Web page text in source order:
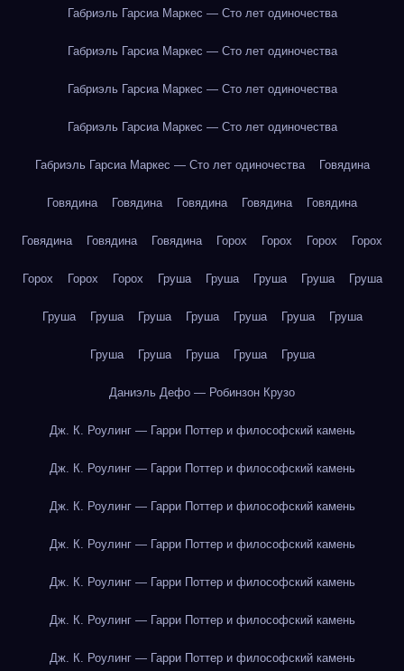
Габриэль Гарсиа Маркес — Сто лет одиночества
Габриэль Гарсиа Маркес — Сто лет одиночества
Габриэль Гарсиа Маркес — Сто лет одиночества
Габриэль Гарсиа Маркес — Сто лет одиночества
Габриэль Гарсиа Маркес — Сто лет одиночества Говядина
Говядина Говядина Говядина Говядина Говядина
Говядина Говядина Говядина Горох Горох Горох Горох
Горох Горох Горох Груша Груша Груша Груша Груша
Груша Груша Груша Груша Груша Груша Груша
Груша Груша Груша Груша Груша
Даниэль Дефо — Робинзон Крузо
Дж. К. Роулинг — Гарри Поттер и философский камень
Дж. К. Роулинг — Гарри Поттер и философский камень
Дж. К. Роулинг — Гарри Поттер и философский камень
Дж. К. Роулинг — Гарри Поттер и философский камень
Дж. К. Роулинг — Гарри Поттер и философский камень
Дж. К. Роулинг — Гарри Поттер и философский камень
Дж. К. Роулинг — Гарри Поттер и философский камень